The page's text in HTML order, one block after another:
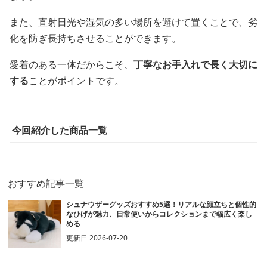
また、直射日光や湿気の多い場所を避けて置くことで、劣
化を防ぎ長持ちさせることができます。
愛着のある一体だからこそ、 丁寧なお手入れで長く大切に
することがポイントです。
今回紹介した商品一覧
おすすめ記事一覧
シュナウザーグッズおすすめ5選！リアルな顔立ちと個性的
なひげが魅力、日常使いからコレクションまで幅広く楽し
める
更新日2026-07-20